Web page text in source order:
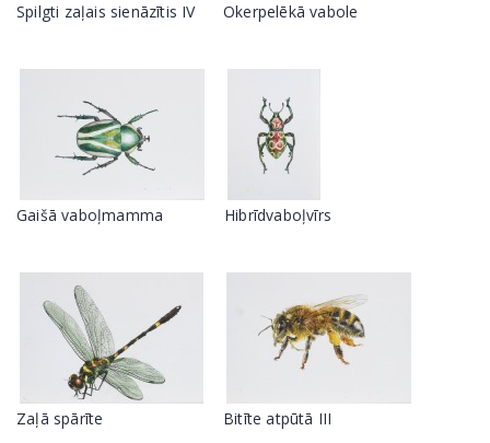
Spilgti zaļais sienāzītis IV Okerpelēkā vabole
Gaišā vaboļmamma Hibrīdvaboļvīrs
Zaļā spārīte Bitīte atpūtā III